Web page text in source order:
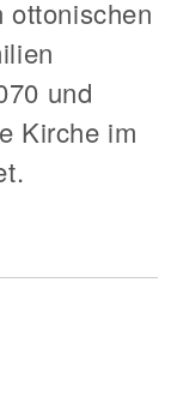
ottonischen
und
Kirche im